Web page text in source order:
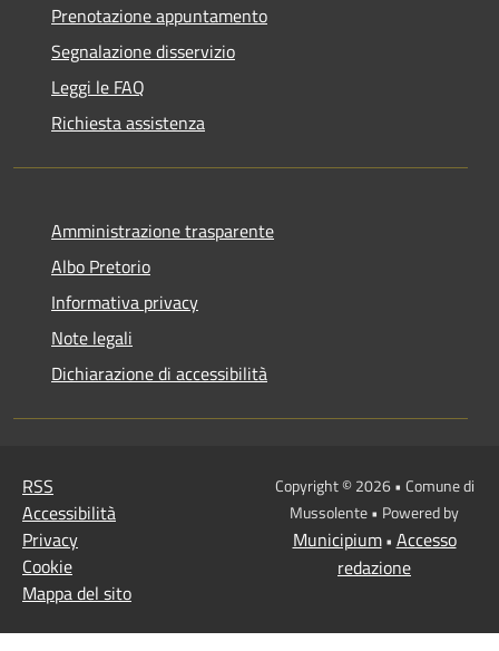
Prenotazione appuntamento
Segnalazione disservizio
Leggi le FAQ
Richiesta assistenza
Amministrazione trasparente
Albo Pretorio
Informativa privacy
Note legali
Dichiarazione di accessibilità
RSS
Accessibilità
Privacy
Cookie
Mappa del sito
Copyright © 2026 • Comune di
Mussolente • Powered by
Municipium• Accesso
redazione